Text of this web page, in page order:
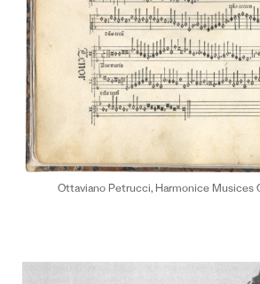
Ottaviano Petrucci, Harmonice Musices